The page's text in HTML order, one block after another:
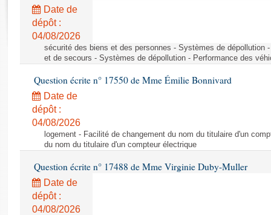
Rapports législatifs
Rapports sur l'application des lois
Baromètre de l’application des lois
Dossiers législatifs
Budget et sécurité sociale
Questions écrites et orales
Comptes rendus des débats
Date de
dépôt :
04/08/2026
sécurité des biens et des personnes - Systèmes de dépollution
et de secours - Systèmes de dépollution - Performance des
Question écrite n° 17550 de Mme Émilie Bonnivard
Date de
dépôt :
04/08/2026
logement - Facilité de changement du nom du titulaire d'un
du nom du titulaire d'un compteur électrique
Question écrite n° 17488 de Mme Virginie Duby-Muller
Date de
dépôt :
04/08/2026